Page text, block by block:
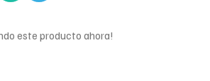
este producto ahora!